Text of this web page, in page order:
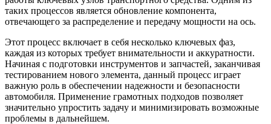
таких процессов является обновление компонента,
отвечающего за распределение и передачу мощности на ось.
Этот процесс включает в себя несколько ключевых фаз,
каждая из которых требует внимательности и аккуратности.
Начиная с подготовки инструментов и запчастей, заканчивая
тестированием нового элемента, данный процесс играет
важную роль в обеспечении надежности и безопасности
автомобиля. Применение грамотных подходов позволяет
значительно упростить задачу и минимизировать возможные
проблемы в дальнейшем.